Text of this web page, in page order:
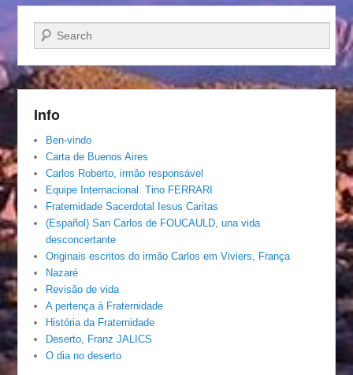
Pesquisar…
Info
Ben-vindo
Carta de Buenos Aires
Carlos Roberto, irmâo responsável
Equipe Internacional. Tino FERRARI
Fraternidade Sacerdotal Iesus Caritas
(Español) San Carlos de FOUCAULD, una vida
desconcertante
Originais escritos do irmão Carlos em Viviers, França
Nazaré
Revisão de vida
A pertença á Fraternidade
História da Fraternidade
Deserto, Franz JALICS
O dia no deserto